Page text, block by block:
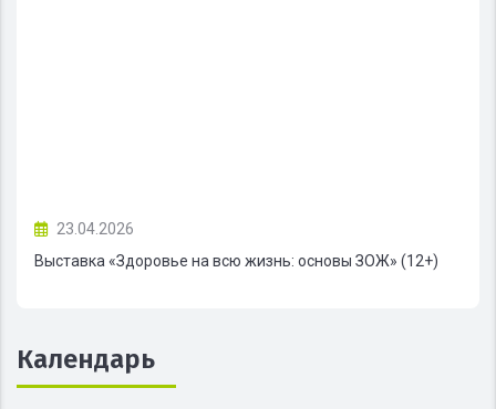
23.04.2026
Выставка «Здоровье на всю жизнь: основы ЗОЖ» (12+)
Календарь